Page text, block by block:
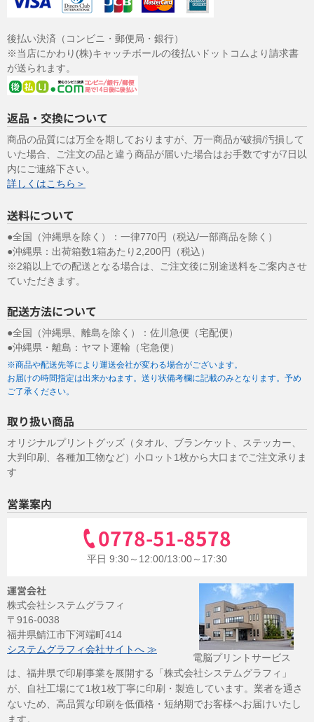
合、配送やその他の連絡がうまくできない場合があります。 なお入
いただきました商品、または弊社サービスのご案内をさせていただ
くことがあります。
（８）本人が容易に認識できない方法による個人情報の取得
クッキーやウェブビーコン等を用いるなどして、本人が容易に認識
（９）個人情報の安全管理措置について
取得した個人情報については、漏洩、減失またはき損の防止と是
正、その他個人情報の安全管理のために必要かつ適切な措置を講じ
ます。
お問合せへの回答後、取得した個人情報は当社において削除致しま
す。
じています。
（１０）個人情報の任意性について
皆様方が弊社に提供する個人情報は、基本的に任意の提供と致しま
すが、お願いした個人情報を提供して頂けない場合、本来の適正な
手続き等の処理又は迅速な連絡等の対応が出来ず、皆様方に不利益
（１１）個人情報保護方針
当社ホームページの個人情報保護方針を ご覧下さい。
2009年9月1日制定
2020年11月1日改定
株式会社 システムグラフィ 代表取締役 児玉修一
後払い決済（コンビニ・郵便局・銀行）
※当店にかわり(株)キャッチボールの後払いドットコムより請求書
が送られます。
返品・交換について
商品の品質には万全を期しておりますが、万一商品が破損/汚損して
いた場合、ご注文の品と違う商品が届いた場合はお手数ですが7日以
内にご連絡下さい。
詳しくはこちら＞
送料について
●全国（沖縄県を除く）：一律770円（税込/一部商品を除く）
●沖縄県：出荷箱数1箱あたり2,200円（税込）
※2箱以上での配送となる場合は、ご注文後に別途送料をご案内させ
ていただきます。
配送方法について
●全国（沖縄県、離島を除く）：佐川急便（宅配便）
●沖縄県・離島：ヤマト運輸（宅急便）
※商品や配送先等により運送会社が変わる場合がございます。
お届けの時間指定は出来かねます。送り状備考欄に記載のみとなります。予め
ご了承ください。
取り扱い商品
オリジナルプリントグッズ（タオル、ブランケット、ステッカー、
大判印刷、各種加工物など）小ロット1枚から大口までご注文承りま
す
営業案内
0778-51-8578
平日 9:30～12:00/13:00～17:30
運営会社
株式会社システムグラフィ
〒916-0038
福井県鯖江市下河端町414
システムグラフィ会社サイトへ ≫
電脳プリントサービス
は、福井県で印刷事業を展開する「株式会社システムグラフィ」
が、自社工場にて1枚1枚丁寧に印刷・製造しています。業者を通さ
ないため、高品質な印刷を低価格・短納期でお客様へお届けいたし
ます。